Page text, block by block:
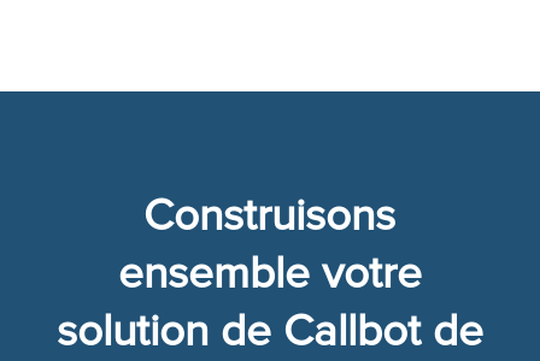
Construisons
ensemble votre
solution de Callbotde